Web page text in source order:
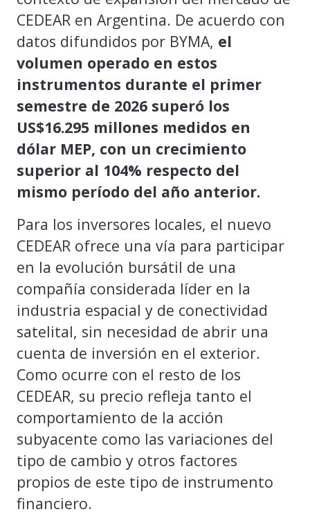
CEDEAR en Argentina. De acuerdo con
datos difundidos por BYMA, el
volumen operado en estos
instrumentos durante el primer
semestre de 2026 superó los
US$16.295 millones medidos en
dólar MEP, con un crecimiento
superior al 104% respecto del
mismo período del año anterior.
Para los inversores locales, el nuevo
CEDEAR ofrece una vía para participar
en la evolución bursátil de una
compañía considerada líder en la
industria espacial y de conectividad
satelital, sin necesidad de abrir una
cuenta de inversión en el exterior.
Como ocurre con el resto de los
CEDEAR, su precio refleja tanto el
comportamiento de la acción
subyacente como las variaciones del
tipo de cambio y otros factores
propios de este tipo de instrumento
financiero.